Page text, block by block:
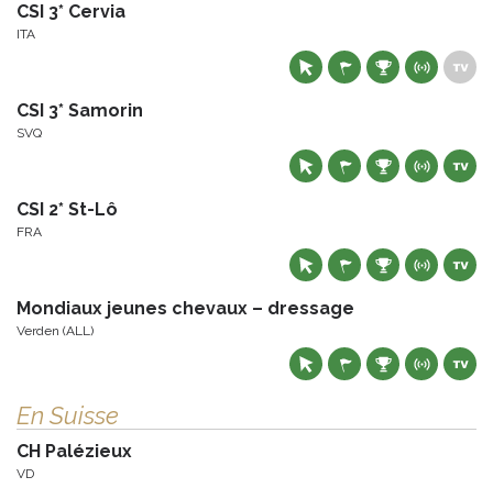
CSI 3* Cervia
ITA
CSI 3* Samorin
SVQ
CSI 2* St-Lô
FRA
Mondiaux jeunes chevaux – dressage
Verden (ALL)
En Suisse
CH Palézieux
VD